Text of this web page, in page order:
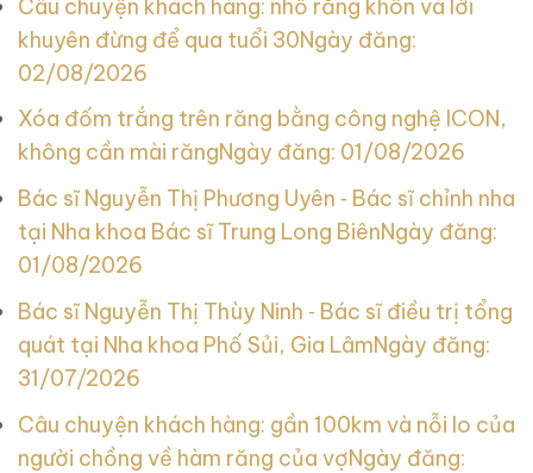
Câu chuyện khách hàng: nhổ răng khôn và lời
khuyên đừng để qua tuổi 30Ngày đăng:
02/08/2026
Xóa đốm trắng trên răng bằng công nghệ ICON,
không cần mài răngNgày đăng: 01/08/2026
Bác sĩ Nguyễn Thị Phương Uyên ‑ Bác sĩ chỉnh nha
tại Nha khoa Bác sĩ Trung Long BiênNgày đăng:
01/08/2026
Bác sĩ Nguyễn Thị Thùy Ninh ‑ Bác sĩ điều trị tổng
quát tại Nha khoa Phố Sủi, Gia LâmNgày đăng:
31/07/2026
Câu chuyện khách hàng: gần 100km và nỗi lo của
người chồng về hàm răng của vợNgày đăng: